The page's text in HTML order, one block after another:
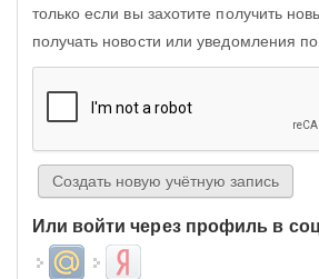
только если вы захотите получить
получать новости или уведомления
Или войти через профиль в
Login with Mail.ruLogin with Яндекс